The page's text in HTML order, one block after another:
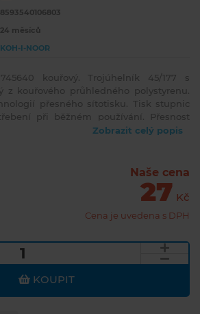
8593540106803
24 měsíců
KOH-I-NOOR
kouřový. Trojúhelník 45/177 s
z kouřového průhledného polystyrenu.
přesného sítotisku. Tisk stupnic
při běžném používání. Přesnost
délky. Mimo délkové stupnice na
k technickému kreslení a rýsování ve
je spojení trojúhelníku s ryskou a
výrobek. Zabalen je do polyetylenového
Zobrazit celý popis
Naše cena
27 Kč
Cena je uvedena s DPH
KOUPIT